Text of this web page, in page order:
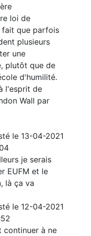
loi de
fait que parfois
plusieurs
une
plutôt que de
d'humilité.
l'esprit de
Wall par
le 13-04-2021
je serais
EUFM et le
là ça va
le 12-04-2021
continuer à ne